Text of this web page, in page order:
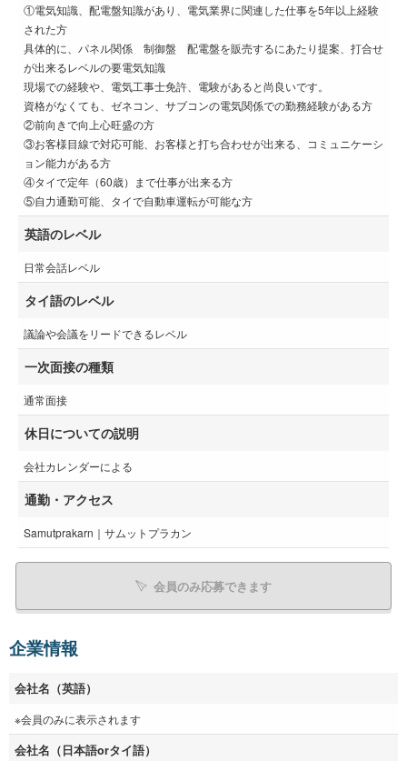
①電気知識、配電盤知識があり、電気業界に関連した仕事を5年以上経験
された方
具体的に、パネル関係 制御盤 配電盤を販売するにあたり提案、打合せ
が出来るレベルの要電気知識
現場での経験や、電気工事士免許、電験があると尚良いです。
資格がなくても、ゼネコン、サブコンの電気関係での勤務経験がある方
②前向きで向上心旺盛の方
③お客様目線で対応可能、お客様と打ち合わせが出来る、コミュニケーシ
ョン能力がある方
④タイで定年（60歳）まで仕事が出来る方
⑤自力通勤可能、タイで自動車運転が可能な方
英語のレベル
日常会話レベル
タイ語のレベル
議論や会議をリードできるレベル
一次面接の種類
通常面接
休日についての説明
会社カレンダーによる
通勤・アクセス
Samutprakarn｜サムットプラカン
会員のみ応募できます
企業情報
会社名（英語）
※会員のみに表示されます
会社名（日本語orタイ語）